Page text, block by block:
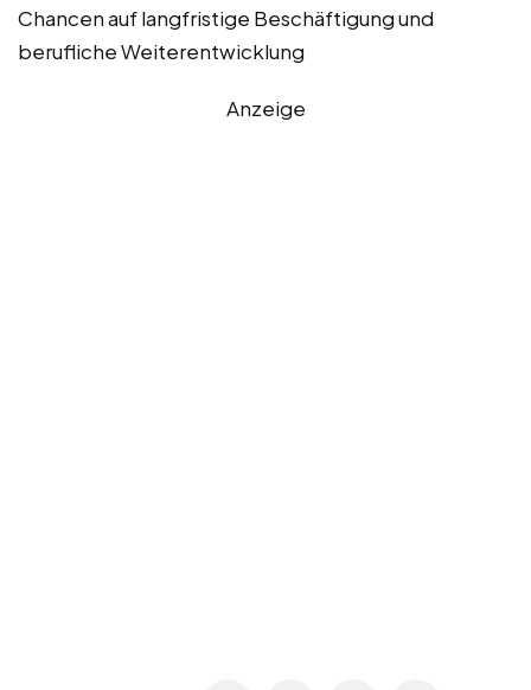
Chancen auf langfristige Beschäftigung und
berufliche Weiterentwicklung
Anzeige